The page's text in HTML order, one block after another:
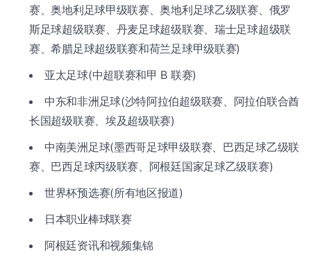
赛、奥地利足球甲级联赛、奥地利足球乙级联赛、俄罗
斯足球超级联赛、丹麦足球超级联赛、瑞士足球超级联
赛、希腊足球超级联赛和荷兰足球甲级联赛)
亚太足球(中超联赛和甲 B 联赛)
中东和非洲足球(沙特阿拉伯超级联赛、阿拉伯联合酋
长国超级联赛、埃及超级联赛)
中南美洲足球(墨西哥足球甲级联赛、巴西足球乙级联
赛、巴西足球丙级联赛、阿根廷国家足球乙级联赛)
世界杯预选赛(所有地区报道)
日本职业棒球联赛
阿根廷资讯和视频集锦